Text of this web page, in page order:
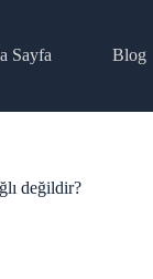
Sayfa Blog
değildir?